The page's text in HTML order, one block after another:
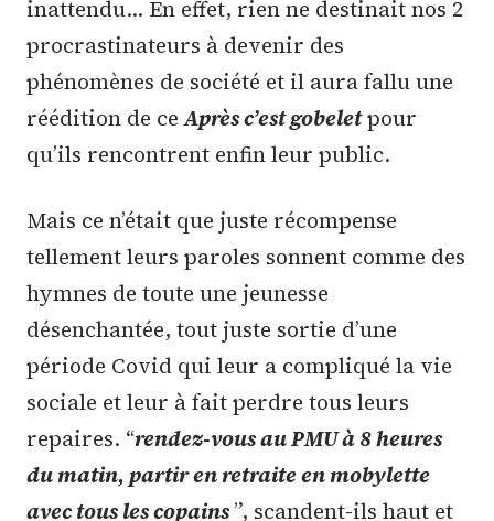
inattendu… En effet, rien ne destinait nos 2
procrastinateurs à devenir des
phénomènes de société et il aura fallu une
réédition de ceAprès c’est gobeletpour
qu’ils rencontrent enfin leur public.
Mais ce n’était que juste récompense
tellement leurs paroles sonnent comme des
hymnes de toute une jeunesse
désenchantée, tout juste sortie d’une
période Covid qui leur a compliqué la vie
sociale et leur à fait perdre tous leurs
repaires. “rendez-vous au PMU à 8 heures
du matin, partir en retraite en mobylette
avec tous les copains”, scandent-ils haut et